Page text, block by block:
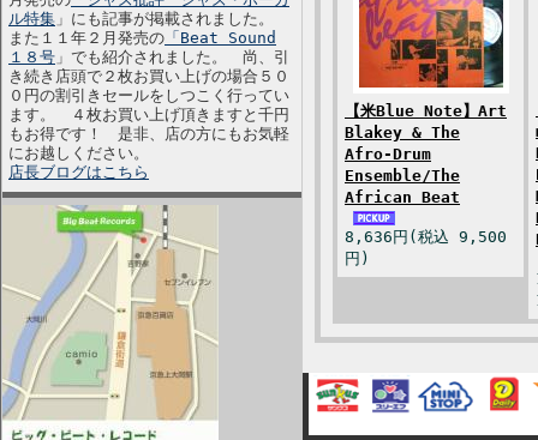
ル特集 」にも記事が掲載されました。
また１１年２月発売の 「Beat Sound
１８号 」でも紹介されました。 尚、引
き続き店頭で２枚お買い上げの場合５０
０円の割引きセールをしつこく行ってい
ます。 ４枚お買い上げ頂きますと千円
もお得です！ 是非、店の方にもお気軽
にお越しください。
店長ブログはこちら
【米Blue Note】Art
Blakey & The
Afro-Drum
Ensemble/The
African Beat
8,636円(税込 9,500
円)